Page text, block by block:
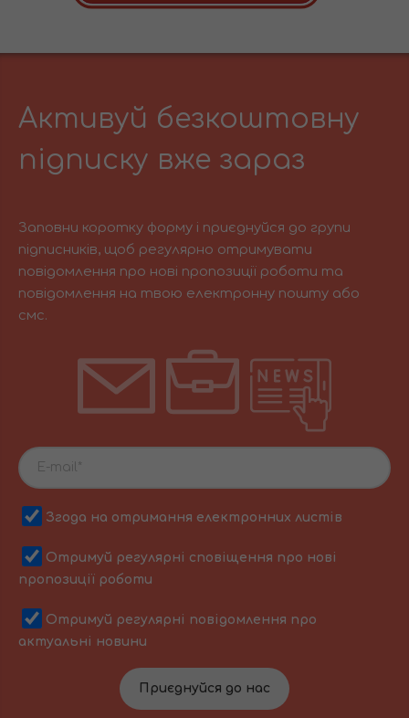
Активуй безкоштовну
підписку вже зараз
Заповни коротку форму і приєднуйся до групи
підписників, щоб регулярно отримувати
повідомлення про нові пропозиції роботи та
повідомлення на твою електронну пошту або
смс.
Згода на отримання електронних листів
Отримуй регулярні сповіщення про нові
пропозиції роботи
Отримуй регулярні повідомлення про
актуальні новини
Приєднуйся до нас